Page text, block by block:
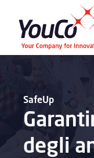
degli
SafeUp